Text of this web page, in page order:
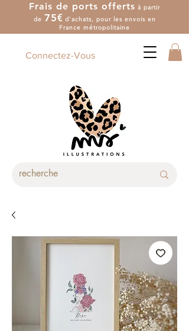
Frais de ports offerts à partir
de 75€ d'achats, pour les envois en
France métropolitaine
Connectez-Vous